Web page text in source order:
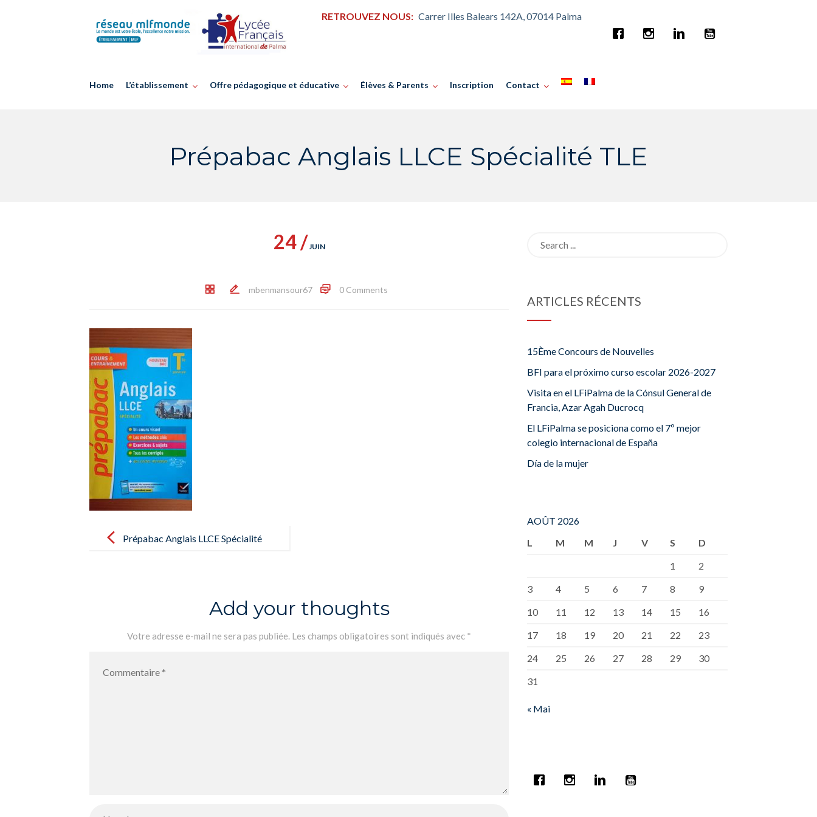
RETROUVEZ NOUS: Carrer Illes Balears 142A, 07014 Palma
Home L’établissement Offre pédagogique et éducative Élèves & Parents Inscription Contact
Prépabac Anglais LLCE Spécialité TLE
24 /JUIN
mbenmansour67 0 Comments
navigationPrépabac Anglais LLCE Spécialité
Add your thoughts
Votre adresse e-mail ne sera pas publiée. Les champs obligatoires sont indiqués avec *
ARTICLES RÉCENTS
15Ème Concours de Nouvelles
BFI para el próximo curso escolar 2026-2027
Visita en el LFiPalma de la Cónsul General de
Francia, Azar Agah Ducrocq
El LFiPalma se posiciona como el 7º mejor
colegio internacional de España
Día de la mujer
AOÛT 2026
L
M M J V S
D
1
2
3
4 5 6 7 8
9
10
11 12 13 14 15
16
17
18 19 20 21 22
23
24
25 26 27 28 29
30
31
« Mai